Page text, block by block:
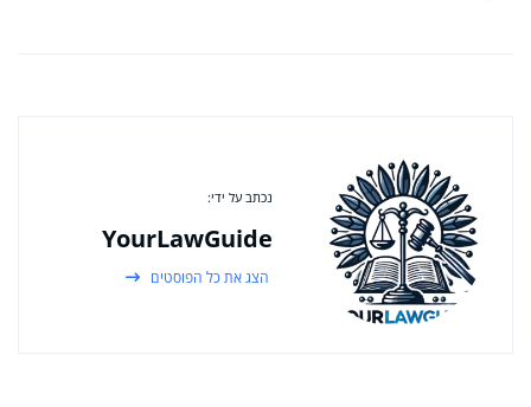
נכתב על ידי:
YourLawGuide
הצג את כל הפוסטים